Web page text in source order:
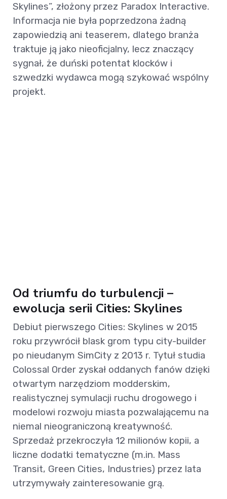
Skylines”, złożony przez Paradox Interactive.
Informacja nie była poprzedzona żadną
zapowiedzią ani teaserem, dlatego branża
traktuje ją jako nieoficjalny, lecz znaczący
sygnał, że duński potentat klocków i
szwedzki wydawca mogą szykować wspólny
projekt.
Od triumfu do turbulencji –
ewolucja serii Cities: Skylines
Debiut pierwszego Cities: Skylines w 2015
roku przywrócił blask grom typu city-builder
po nieudanym SimCity z 2013 r. Tytuł studia
Colossal Order zyskał oddanych fanów dzięki
otwartym narzędziom modderskim,
realistycznej symulacji ruchu drogowego i
modelowi rozwoju miasta pozwalającemu na
niemal nieograniczoną kreatywność.
Sprzedaż przekroczyła 12 milionów kopii, a
liczne dodatki tematyczne (m.in. Mass
Transit, Green Cities, Industries) przez lata
utrzymywały zainteresowanie grą.